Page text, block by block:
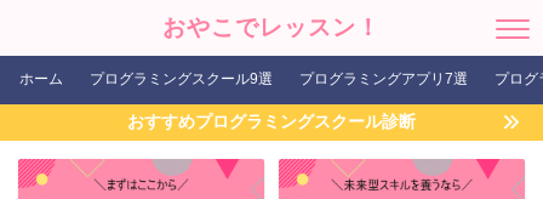
おやこでレッスン！
ホーム プログラミングスクール9選 プログラミングアプリ7選 プログ
おすすめプログラミングスクール診断